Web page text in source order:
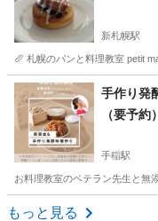
新札幌駅
🥖 札幌のパンと料理教室 petit
北海道 札幌市 新札幌
手作り発
（要予約）
手稲駅
お料理教室のベテラン先生と無
北海道 札幌市
もっと見る